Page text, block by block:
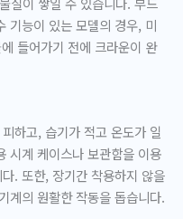
기능이 있는 모델의 경우, 미
들어가기 전에 크라운이 완
하고, 습기가 적고 온도가 일
시계 케이스나 보관함을 이용
. 또한, 장기간 착용하지 않을
계의 원활한 작동을 돕습니다.